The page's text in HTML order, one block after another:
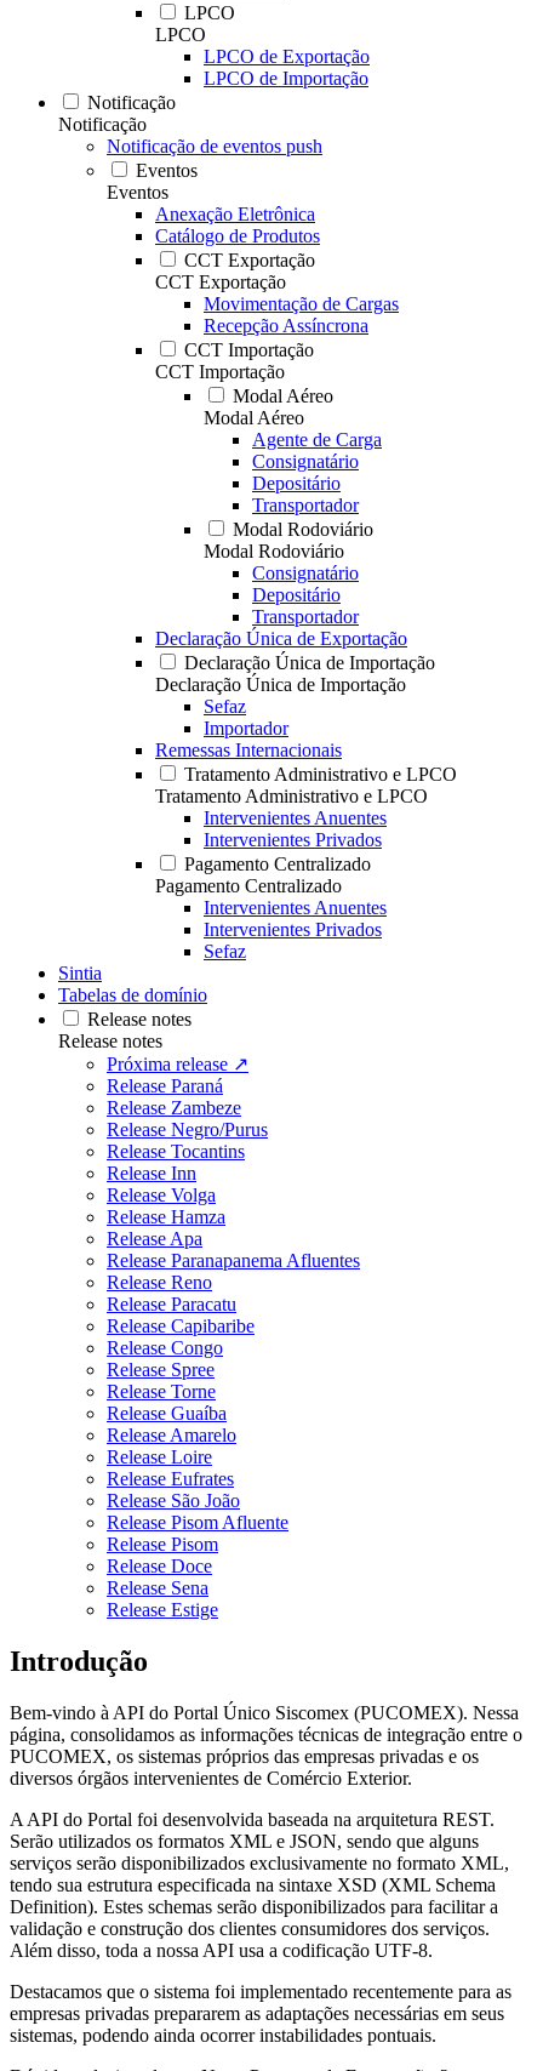
LPCO
LPCO
LPCO de Exportação
LPCO de Importação
Notificação
Notificação
Notificação de eventos push
Eventos
Eventos
Anexação Eletrônica
Catálogo de Produtos
CCT Exportação
CCT Exportação
Movimentação de Cargas
Recepção Assíncrona
CCT Importação
CCT Importação
Modal Aéreo
Modal Aéreo
Agente de Carga
Consignatário
Depositário
Transportador
Modal Rodoviário
Modal Rodoviário
Consignatário
Depositário
Transportador
Declaração Única de Exportação
Declaração Única de Importação
Declaração Única de Importação
Sefaz
Importador
Remessas Internacionais
Tratamento Administrativo e LPCO
Tratamento Administrativo e LPCO
Intervenientes Anuentes
Intervenientes Privados
Pagamento Centralizado
Pagamento Centralizado
Intervenientes Anuentes
Intervenientes Privados
Sefaz
Sintia
Tabelas de domínio
Release notes
Release notes
Próxima release ↗
Release Paraná
Release Zambeze
Release Negro/Purus
Release Tocantins
Release Inn
Release Volga
Release Hamza
Release Apa
Release Paranapanema Afluentes
Release Reno
Release Paracatu
Release Capibaribe
Release Congo
Release Spree
Release Torne
Release Guaíba
Release Amarelo
Release Loire
Release Eufrates
Release São João
Release Pisom Afluente
Release Pisom
Release Doce
Release Sena
Release Estige
Introdução
Bem-vindo à API do Portal Único Siscomex (PUCOMEX). Nessa
página, consolidamos as informações técnicas de integração entre o
PUCOMEX, os sistemas próprios das empresas privadas e os
diversos órgãos intervenientes de Comércio Exterior.
A API do Portal foi desenvolvida baseada na arquitetura REST.
Serão utilizados os formatos XML e JSON, sendo que alguns
serviços serão disponibilizados exclusivamente no formato XML,
tendo sua estrutura especificada na sintaxe XSD (XML Schema
Definition). Estes schemas serão disponibilizados para facilitar a
validação e construção dos clientes consumidores dos serviços.
Além disso, toda a nossa API usa a codificação UTF-8.
Destacamos que o sistema foi implementado recentemente para as
empresas privadas prepararem as adaptações necessárias em seus
sistemas, podendo ainda ocorrer instabilidades pontuais.